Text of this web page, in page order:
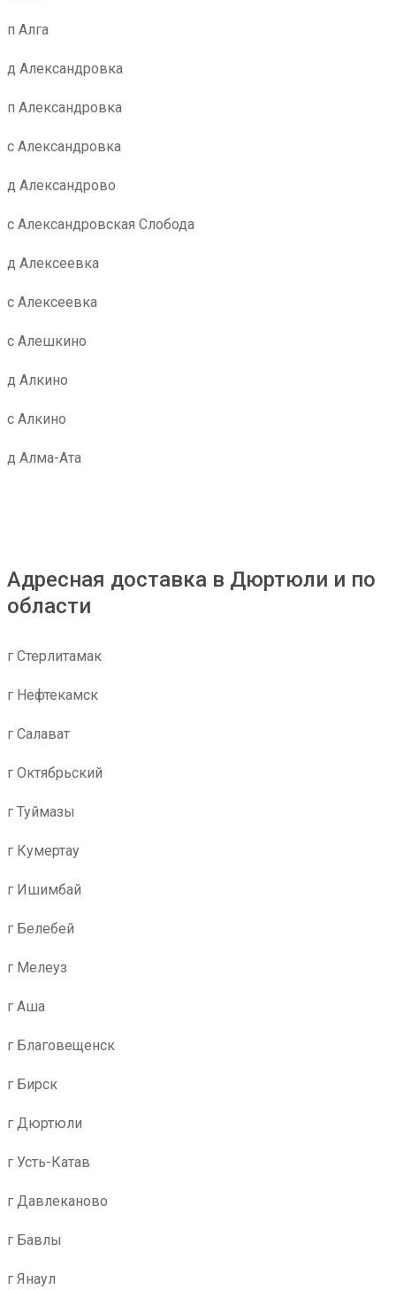
п Алга
д Александровка
п Александровка
с Александровка
д Александрово
с Александровская Слобода
д Алексеевка
с Алексеевка
с Алешкино
д Алкино
с Алкино
д Алма-Ата
Адресная доставка в Дюртюли и по
области
г Стерлитамак
г Нефтекамск
г Салават
г Октябрьский
г Туймазы
г Кумертау
г Ишимбай
г Белебей
г Мелеуз
г Аша
г Благовещенск
г Бирск
г Дюртюли
г Усть-Катав
г Давлеканово
г Бавлы
г Янаул